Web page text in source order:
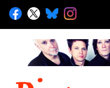
Skip
content